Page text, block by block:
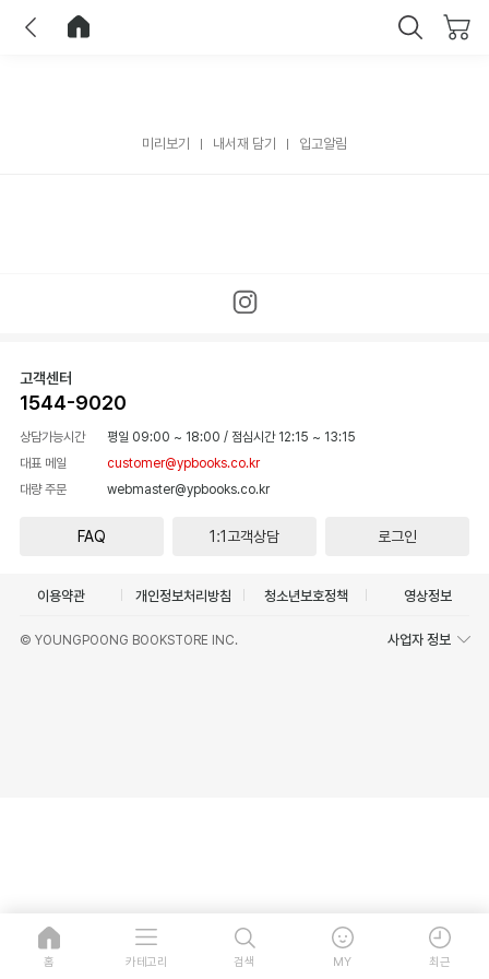
미리보기 내서재 담기 입고알림
고객센터
1544-9020
상담가능시간 평일 09:00 ~ 18:00 / 점심시간 12:15 ~ 13:15
대표 메일
customer@ypbooks.co.kr
대량 주문
webmaster@ypbooks.co.kr
FAQ 1:1고객상담 로그인
이용약관 개인정보처리방침 청소년보호정책 영상정보
© YOUNGPOONG BOOKSTORE INC. 사업자 정보
홈 카테고리 검색 MY 최근